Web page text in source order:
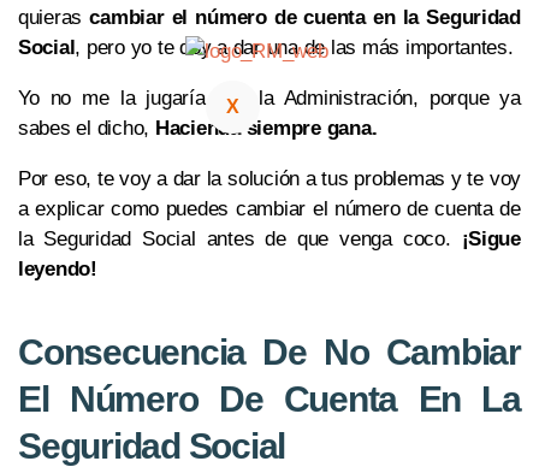
X
quierascambiar el número de cuenta en la Seguridad
Social, pero yo te doy a dar una de las más importantes.
Yo no me la jugaría con la Administración, porque ya
sabes el dicho, Hacienda siempre gana.
Por eso, te voy a dar la solución a tus problemas y te voy
a explicar como puedes cambiar el número de cuenta de
la Seguridad Social antes de que venga coco. ¡Sigue
leyendo!
Consecuencia De No Cambiar
El Número De Cuenta En La
Seguridad Social